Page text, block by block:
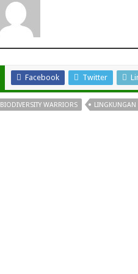
Facebook Twitter
BIODIVERSITY WARRIORS LINGKUNGAN